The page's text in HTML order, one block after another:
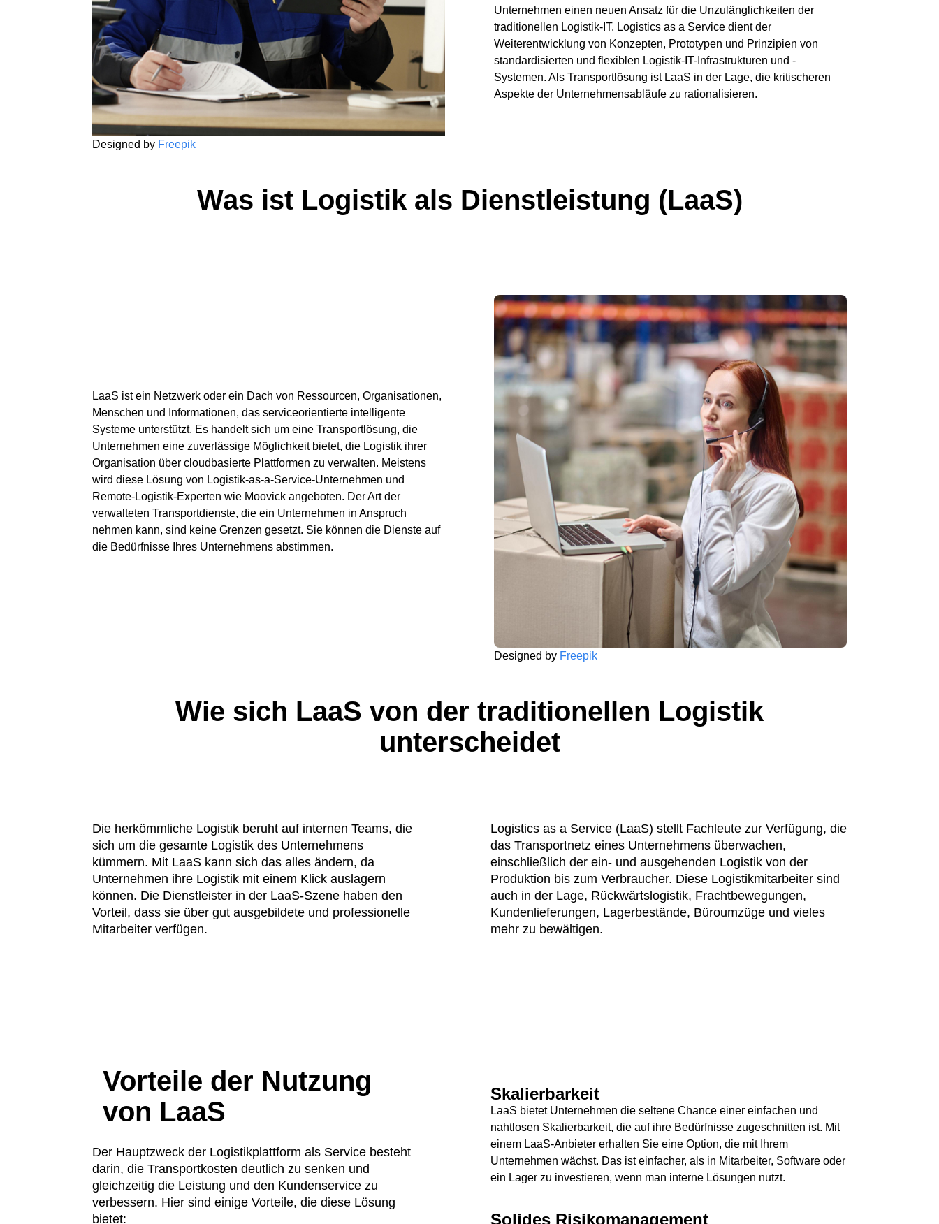
Designed by Freepik
Unternehmen einen neuen Ansatz für die Unzulänglichkeiten der
traditionellen Logistik-IT. Logistics as a Service dient der
Weiterentwicklung von Konzepten, Prototypen und Prinzipien von
standardisierten und flexiblen Logistik-IT-Infrastrukturen und -
Systemen. Als Transportlösung ist LaaS in der Lage, die kritischeren
Aspekte der Unternehmensabläufe zu rationalisieren.
Was ist Logistik als Dienstleistung (LaaS)
LaaS ist ein Netzwerk oder ein Dach von Ressourcen, Organisationen,
Menschen und Informationen, das serviceorientierte intelligente
Systeme unterstützt. Es handelt sich um eine Transportlösung, die
Unternehmen eine zuverlässige Möglichkeit bietet, die Logistik ihrer
Organisation über cloudbasierte Plattformen zu verwalten. Meistens
wird diese Lösung von Logistik-as-a-Service-Unternehmen und
Remote-Logistik-Experten wie Moovick angeboten. Der Art der
verwalteten Transportdienste, die ein Unternehmen in Anspruch
nehmen kann, sind keine Grenzen gesetzt. Sie können die Dienste auf
die Bedürfnisse Ihres Unternehmens abstimmen.
Designed by Freepik
Wie sich LaaS von der traditionellen Logistik
unterscheidet
Die herkömmliche Logistik beruht auf internen Teams, die
sich um die gesamte Logistik des Unternehmens
kümmern. Mit LaaS kann sich das alles ändern, da
Unternehmen ihre Logistik mit einem Klick auslagern
können. Die Dienstleister in der LaaS-Szene haben den
Vorteil, dass sie über gut ausgebildete und professionelle
Mitarbeiter verfügen.
Logistics as a Service (LaaS) stellt Fachleute zur Verfügung, die
das Transportnetz eines Unternehmens überwachen,
einschließlich der ein- und ausgehenden Logistik von der
Produktion bis zum Verbraucher. Diese Logistikmitarbeiter sind
auch in der Lage, Rückwärtslogistik, Frachtbewegungen,
Kundenlieferungen, Lagerbestände, Büroumzüge und vieles
mehr zu bewältigen.
Vorteile der Nutzung
von LaaS
Der Hauptzweck der Logistikplattform als Service besteht
darin, die Transportkosten deutlich zu senken und
gleichzeitig die Leistung und den Kundenservice zu
verbessern. Hier sind einige Vorteile, die diese Lösung
bietet:
Skalierbarkeit
LaaS bietet Unternehmen die seltene Chance einer einfachen und
nahtlosen Skalierbarkeit, die auf ihre Bedürfnisse zugeschnitten ist. Mit
einem LaaS-Anbieter erhalten Sie eine Option, die mit Ihrem
Unternehmen wächst. Das ist einfacher, als in Mitarbeiter, Software oder
ein Lager zu investieren, wenn man interne Lösungen nutzt.
Solides Risikomanagement